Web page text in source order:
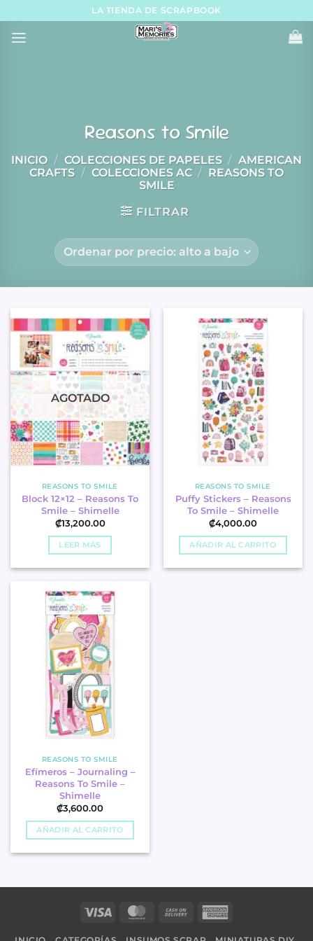
to
content
LA TIENDA DE SCRAPBOOK
Reasons to Smile
INICIO / COLECCIONES DE PAPELES / AMERICAN
CRAFTS / COLECCIONES AC / REASONS TO
SMILE
FILTRAR
AGOTADO
REASONS TO SMILE
Block 12×12 – Reasons To
Smile – Shimelle
₡13,200.00
LEER MÁS
REASONS TO SMILE
Puffy Stickers – Reasons
To Smile – Shimelle
₡4,000.00
AÑADIR AL CARRITO
REASONS TO SMILE
Efímeros – Journaling –
Reasons To Smile –
Shimelle
₡3,600.00
AÑADIR AL CARRITO
Visa MasterCard
Cash